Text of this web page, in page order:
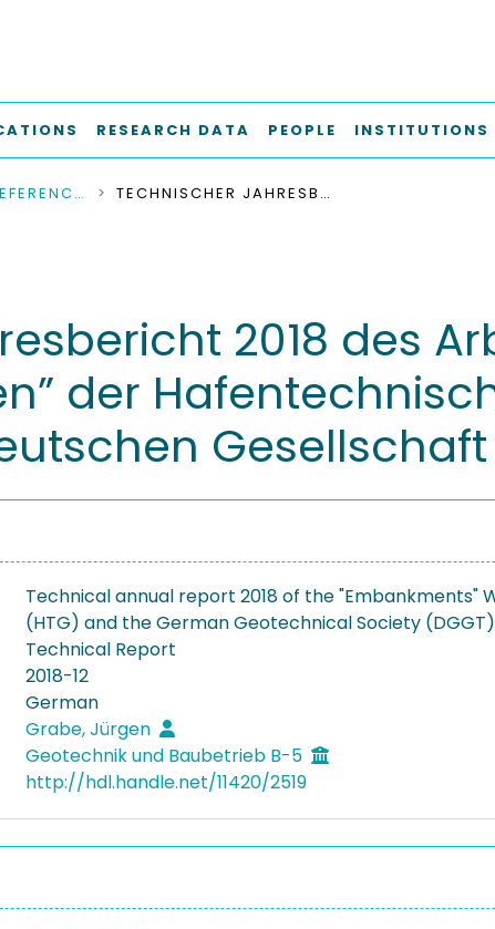
RESEARCH DATA PEOPLE INSTITUTIONS
PUBLICATION REFERENCES TECHNISCHER JAHRESBERICHT 2018 DES ARBEITSAUSSCHUSSES „UFEREINFASSUNGEN” DER HAFENTECHNISCHEN GESELLSCHAFT E. V. (HTG) UND DER DEUTSCHEN GESELLSCHAFT FÜR GEOTECHNIK (DGGT)
2018 des
der
Technical annual report 2018 of the
(HTG) and the German Geotechnical Society (DGGT)
Technical Report
2018-12
German
Grabe, Jürgen
Geotechnik und Baubetrieb B-5
http://hdl.handle.net/11420/2519